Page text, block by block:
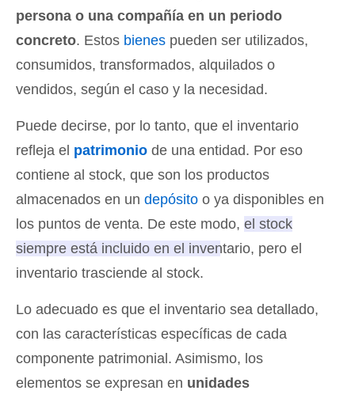
persona o una compañía en un periodo
concreto. Estos bienes pueden ser utilizados,
consumidos, transformados, alquilados o
vendidos, según el caso y la necesidad.
Puede decirse, por lo tanto, que el inventario
refleja el patrimonio de una entidad. Por eso
contiene al stock, que son los productos
almacenados en un depósito o ya disponibles en
los puntos de venta. De este modo, el stock
siempre está incluido en el inventario, pero el
inventario trasciende al stock.
Lo adecuado es que el inventario sea detallado,
con las características específicas de cada
componente patrimonial. Asimismo, los
elementos se expresan en unidades